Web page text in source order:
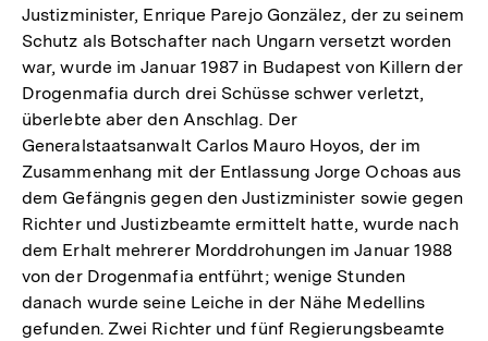
Justizminister, Enrique Parejo Gonzälez, der zu seinem
Schutz als Botschafter nach Ungarn versetzt worden
war, wurde im Januar 1987 in Budapest von Killern der
Drogenmafia durch drei Schüsse schwer verletzt,
überlebte aber den Anschlag. Der
Generalstaatsanwalt Carlos Mauro Hoyos, der im
Zusammenhang mit der Entlassung Jorge Ochoas aus
dem Gefängnis gegen den Justizminister sowie gegen
Richter und Justizbeamte ermittelt hatte, wurde nach
dem Erhalt mehrerer Morddrohungen im Januar 1988
von der Drogenmafia entführt; wenige Stunden
danach wurde seine Leiche in der Nähe Medellins
gefunden. Zwei Richter und fünf Regierungsbeamte